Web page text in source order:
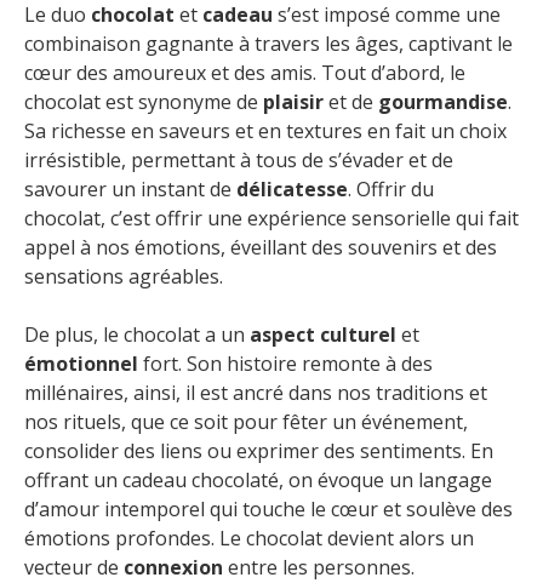
Le duo chocolat et cadeau s’est imposé comme une
combinaison gagnante à travers les âges, captivant le
cœur des amoureux et des amis. Tout d’abord, le
chocolat est synonyme de plaisiret de gourmandise.
Sa richesse en saveurs et en textures en fait un choix
irrésistible, permettant à tous de s’évader et de
savourer un instant de délicatesse. Offrir du
chocolat, c’est offrir une expérience sensorielle qui fait
appel à nos émotions, éveillant des souvenirs et des
sensations agréables.
De plus, le chocolat a un aspect culturel et
émotionnel fort. Son histoire remonte à des
millénaires, ainsi, il est ancré dans nos traditions et
nos rituels, que ce soit pour fêter un événement,
consolider des liens ou exprimer des sentiments. En
offrant un cadeau chocolaté, on évoque un langage
d’amour intemporel qui touche le cœur et soulève des
émotions profondes. Le chocolat devient alors un
vecteur de connexion entre les personnes.